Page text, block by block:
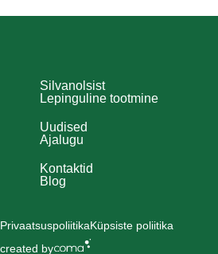
Silvanolsist
Lepinguline tootmine
Uudised
Ajalugu
Kontaktid
Blog
PrivaatsuspoliitikaKüpsiste poliitika
created by